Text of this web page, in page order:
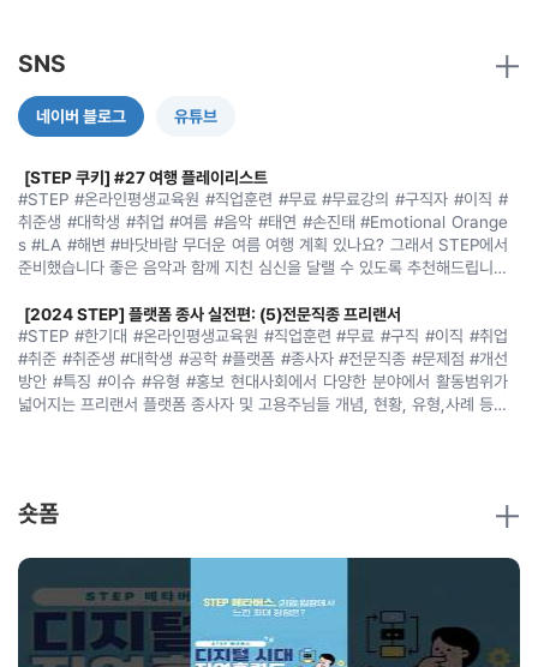
SNS
네이버 블로그 유튜브
[STEP 쿠키] #27 여행 플레이리스트
#STEP #온라인평생교육원 #직업훈련 #무료 #무료강의 #구직자 #이직 #
취준생 #대학생 #취업 #여름 #음악 #태연 #손진태 #Emotional Orange
s #LA #해변 #바닷바람 무더운 여름 여행 계획 있나요? 그래서 STEP에서
준비했습니다 좋은 음악과 함께 지친 심신을 달랠 수 있도록 추천해드립니다
Sweet(뉴진스) / Dance the night away(트와이스) 차창을 열고 시원한
바닷바람을 맞으며 듣기 좋은 노래 이 계절이 가기전에(손진태) / Agua de
Beber(Astrud Gilberto) / Bim Bom(Ana Solari)/ Chega de Sauda
de(Joao Gillberto) / The girl from Ipanema(Amy Winehouse Ve
r.) 여름.......
[2024 STEP] 플랫폼 종사 실전편: (5)전문직종 프리랜서
#STEP #한기대 #온라인평생교육원 #직업훈련 #무료 #구직 #이직 #취업
#취준 #취준생 #대학생 #공학 #플랫폼 #종사자 #전문직종 #문제점 #개선
방안 #특징 #이슈 #유형 #홍보 현대사회에서 다양한 분야에서 활동범위가
넓어지는 프리랜서 플랫폼 종사자 및 고용주님들 개념, 현황, 유형,사례 등을
P은 언제나 여러분을 응원합니다.......
니다. 이는 심리학과 상담학에서 중요한 연구 주제로, 개인의 삶의 질과 직접
이를 향상시키기 위한 방법을 살펴보겠습니다. ️ 대인관계유능성은 무엇인가
요? 대인관계유능성은 사회적 상호작용에서 필요한 다양한 기술, 예를 들면
타인의 감정을 이해하고 공감하는 능력, 효과적인 의사소통, 갈등 해결, 협
력, 그리고 사회적 규범을 따르는 행동 등을 포괄합니다. 이는 개인의 사회적
성공과 심리적 안녕에 중요한 역할.......
두 가지 연구 방법 : 양적연구와 질적 연구
심리상담과 교육학 분야에서 연구를 수행할 때, 우리는 주로 양적 연구와 질
적 연구라는 두 가지 주요 접근법을 사용합니다. 이 두 가지 접근법은 연구
질문에 따라 선택되며, 각 접근법은 고유한 강점과 한계를 가지고 있습니다.
숏폼